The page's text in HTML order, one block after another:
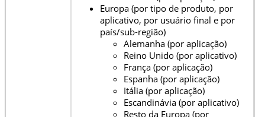
Europa (por tipo de produto, por
aplicativo, por usuário final e por
país/sub-região)
Alemanha (por aplicação)
Reino Unido (por aplicativo)
França (por aplicação)
Espanha (por aplicação)
Itália (por aplicação)
Escandinávia (por aplicativo)
Resto da Europa (por